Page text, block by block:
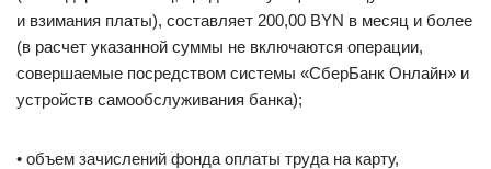
и взимания платы), составляет 200,00 BYN в месяц и более
(в расчет указанной суммы не включаются операции,
совершаемые посредством системы «СберБанк Онлайн» и
устройств самообслуживания банка);
• объем зачислений фонда оплаты труда на карту,